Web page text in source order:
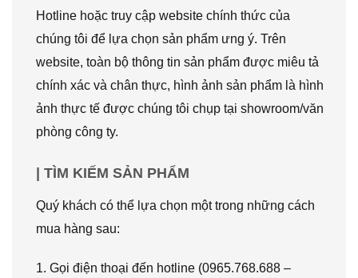
Hotline hoặc truy cập website chính thức của
chúng tôi để lựa chọn sản phẩm ưng ý. Trên
website, toàn bộ thông tin sản phẩm được miêu tả
chính xác và chân thực, hình ảnh sản phẩm là hình
ảnh thực tế được chúng tôi chụp tại showroom/văn
phòng công ty.
| TÌM KIẾM SẢN PHẨM
Quý khách có thể lựa chọn một trong những cách
mua hàng sau:
1. Gọi điện thoại đến hotline (0965.768.688 –